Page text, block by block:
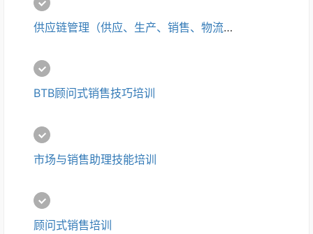
供应链管理（供应、生产、销售、物流一体化）培训
BTB顾问式销售技巧培训
市场与销售助理技能培训
顾问式销售培训